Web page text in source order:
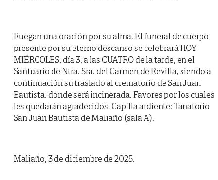
Ruegan una oración por su alma. El funeral de cuerpo
presente por su eterno descanso se celebrará HOY
MIÉRCOLES, día 3, a las CUATRO de la tarde, en el
Santuario de Ntra. Sra. del Carmen de Revilla, siendo a
continuación su traslado al crematorio de San Juan
Bautista, donde será incinerada. Favores por los cuales
les quedarán agradecidos. Capilla ardiente: Tanatorio
San Juan Bautista de Maliaño (sala A).
Maliaño, 3 de diciembre de 2025.